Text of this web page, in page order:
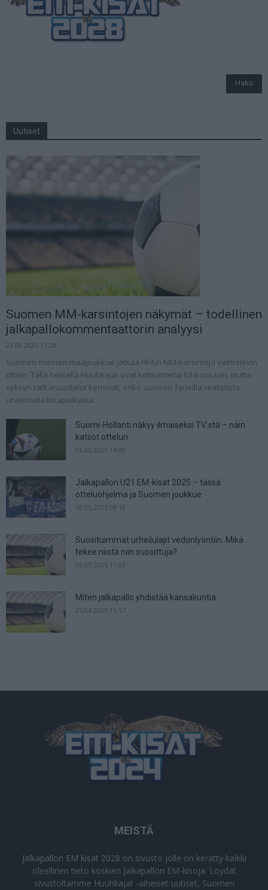
Uutiset
Suomen MM-karsintojen näkymät – todellinen
jalkapallokommentaattorin analyysi
22.09.2025 11:20
Suomen miesten maajoukkue jatkaa FIFA:n MM-karsintoja vaihtelevin
ottein. Tällä hetkellä Huuhkajat ovat kolmantena lohkossaan, mutta
syksyn ratkaisuottelut kertovat, onko suomen faneilla realistista
unelmoida kisapaikasta....
Suomi-Hollanti näkyy ilmaiseksi TV:stä – näin
katsot ottelun
06.06.2025 14:00
Jalkapallon U21 EM-kisat 2025 – tässä
otteluohjelma ja Suomen joukkue
18.05.2025 09:10
Suosituimmat urheilulajit vedonlyöntiin: Mikä
tekee niistä niin suosittuja?
05.05.2025 11:03
Miten jalkapallo yhdistää kansakuntia
25.04.2025 15:57
MEISTÄ
Jalkapallon EM kisat 2028 on sivusto jolle on kerätty kaikki
oleellinen tieto koskien Jalkapallon EM-kisoja. Löydät
sivustoltamme Huuhkajat -aiheiset uutiset, Suomen